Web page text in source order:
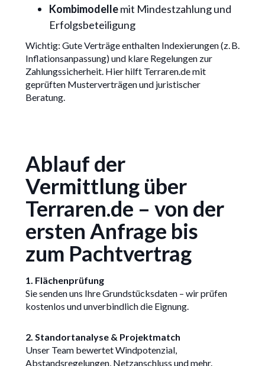
Kombimodellemit Mindestzahlung und
Erfolgsbeteiligung
Wichtig: Gute Verträge enthalten Indexierungen (z. B.
Inflationsanpassung) und klare Regelungen zur
Zahlungssicherheit. Hier hilft Terraren.de mit
geprüften Musterverträgen und juristischer
Beratung.
Ablauf der
Vermittlung über
Terraren.de – von der
ersten Anfrage bis
zum Pachtvertrag
1. Flächenprüfung
Sie senden uns Ihre Grundstücksdaten – wir prüfen
kostenlos und unverbindlich die Eignung.
2. Standortanalyse & Projektmatch
Unser Team bewertet Windpotenzial,
Abstandsregelungen, Netzanschluss und mehr.